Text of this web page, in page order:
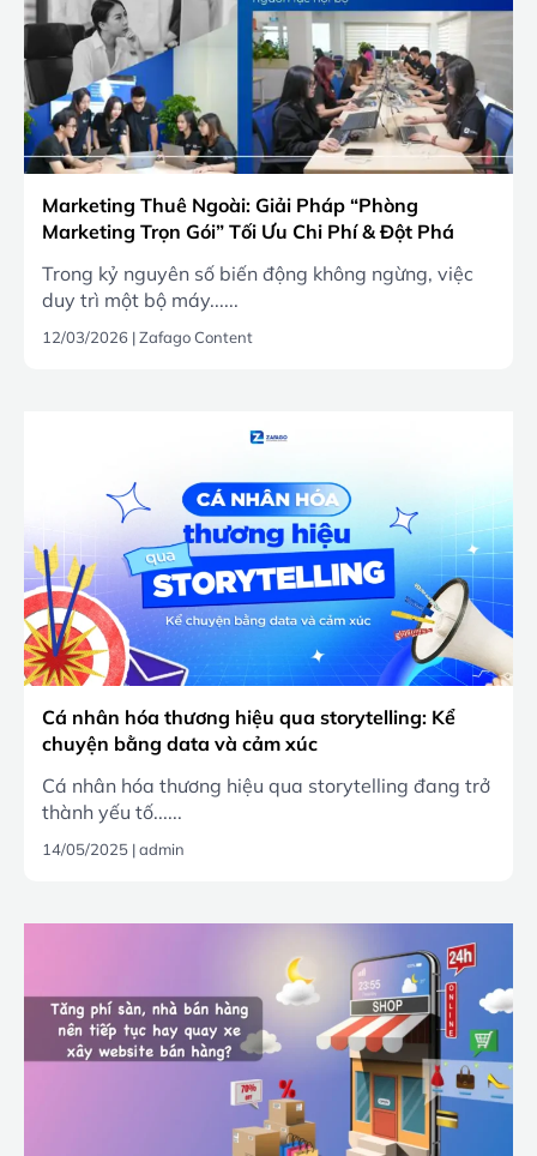
Marketing Thuê Ngoài: Giải Pháp “Phòng
Marketing Trọn Gói” Tối Ưu Chi Phí & Đột Phá
Trong kỷ nguyên số biến động không ngừng, việc
duy trì một bộ máy......
12/03/2026 |Zafago Content
Cá nhân hóa thương hiệu qua storytelling: Kể
chuyện bằng data và cảm xúc
Cá nhân hóa thương hiệu qua storytelling đang trở
thành yếu tố......
14/05/2025 |admin